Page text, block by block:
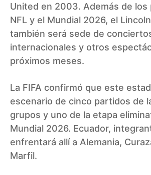
United en 2003. Además de los
NFL y el Mundial 2026, el
también será sede de
internacionales y otros
próximos meses.
La FIFA confirmó que este
escenario de cinco partidos de
grupos y uno de la etapa
Mundial 2026. Ecuador,
enfrentará allí a Alemania,
Marfil.